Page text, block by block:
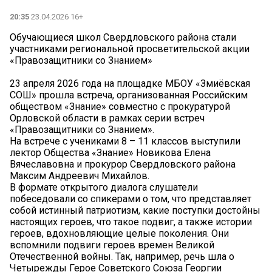
20:35 23.04.2026 16+
Обучающиеся школ Свердловского района стали
участниками региональной просветительской акции
«Правозащитники со Знанием»
23 апреля 2026 года на площадке МБОУ «Змиёвская
СОШ» прошла встреча, организованная Российским
обществом «Знание» совместно с прокуратурой
Орловской области в рамках серии встреч
«Правозащитники со Знанием».
На встрече с учениками 8 – 11 классов выступили
лектор Общества «Знание» Новикова Елена
Вячеславовна и прокурор Свердловского района
Максим Андреевич Михайлов.
В формате открытого диалога слушатели
побеседовали со спикерами о том, что представляет
собой истинный патриотизм, какие поступки достойны
настоящих героев, что такое подвиг, а также истории
героев, вдохновляющие целые поколения. Они
вспомнили подвиги героев времен Великой
Отечественной войны. Так, например, речь шла о
Четырежды Герое Советского Союза Георгии